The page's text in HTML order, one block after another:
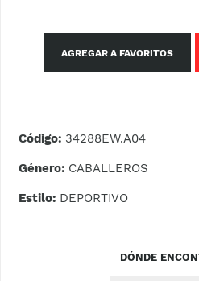
AGREGAR A FAVORITOS
Código: 34288EW.A04
Género: CABALLEROS
Estilo: DEPORTIVO
DÓNDE